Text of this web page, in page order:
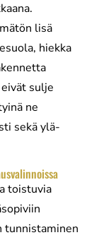
lisä
hiekka
sulje
ne
sekä ylä-
toistuvia
tunnistaminen